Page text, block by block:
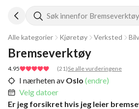
Søk innenfor Bremseverktøy
Alle kategorier Kjøretøy Verksted
4.95 (21)Se alle vurderingene
Bremseverktøy
I nærheten av Oslo (endre)
Velg datoer
Er jeg forsikret hvis jeg leier